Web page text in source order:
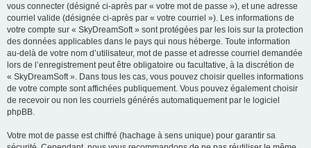
vous connecter (désigné ci-après par « votre mot de passe »), et une adresse
courriel valide (désignée ci-après par « votre courriel »). Les informations de
votre compte sur « SkyDreamSoft » sont protégées par les lois sur la protection
des données applicables dans le pays qui nous héberge. Toute information
au-delà de votre nom d’utilisateur, mot de passe et adresse courriel demandée
lors de l’enregistrement peut être obligatoire ou facultative, à la discrétion de
« SkyDreamSoft ». Dans tous les cas, vous pouvez choisir quelles informations
de votre compte sont affichées publiquement. Vous pouvez également choisir
de recevoir ou non les courriels générés automatiquement par le logiciel
phpBB.
Votre mot de passe est chiffré (hachage à sens unique) pour garantir sa